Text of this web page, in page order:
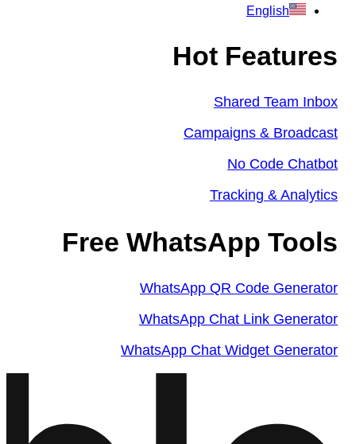
English
Hot Features
Shared Team Inbox
Campaigns & Broadcast
No Code Chatbot
Tracking & Analytics
Free WhatsApp Tools
WhatsApp QR Code Generator
WhatsApp Chat Link Generator
WhatsApp Chat Widget Generator